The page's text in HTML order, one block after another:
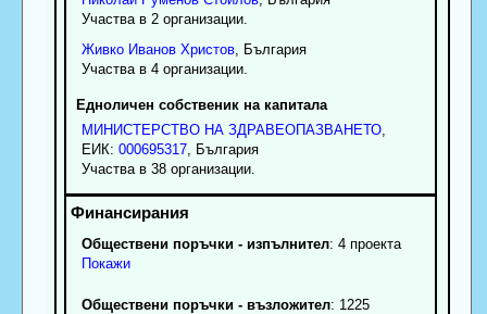
Участва в 2 организации.
Живко Иванов Христов, България
Участва в 4 организации.
Едноличен собственик на капитала
МИНИСТЕРСТВО НА ЗДРАВЕОПАЗВАНЕТО,
ЕИК: 000695317, България
Участва в 38 организации.
Обществени поръчки - изпълнител: 4 проекта
Покажи
Обществени поръчки - възложител: 1225